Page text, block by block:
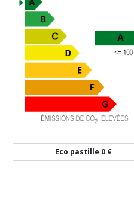
Eco pastille 0 €